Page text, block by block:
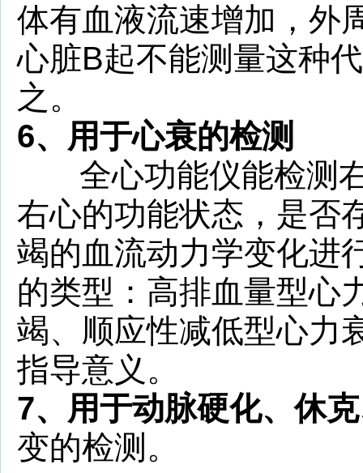
体有血液流速增加，外
心脏B起不能测量这种
之。
6、 用于心衰的检测
全心功能仪能检测右
右心的功能状态，是否
竭的血流动力学变化进
的类型：高排血量型心
竭、顺应性减低型心力
指导意义。
7、用于动脉硬化、休
变的检测。